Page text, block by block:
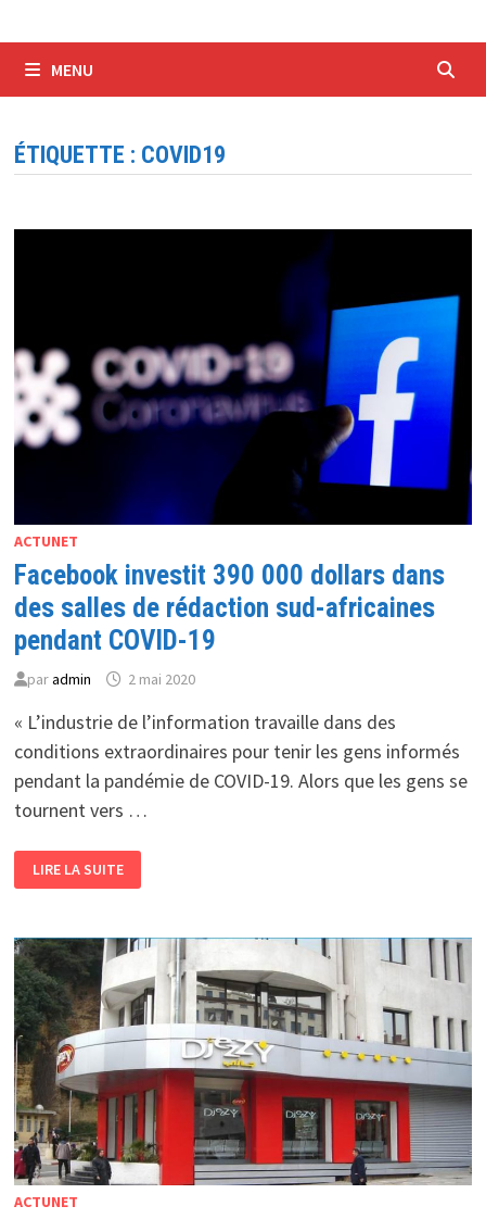
MENU
ÉTIQUETTE : COVID19
ACTUNET
Facebook investit 390 000 dollars dans
des salles de rédaction sud-africaines
pendant COVID-19
paradmin 2 mai 2020
« L’industrie de l’information travaille dans des
conditions extraordinaires pour tenir les gens informés
pendant la pandémie de COVID-19. Alors que les gens se
tournent vers …
INVESTIT
390 000 DOLLARS
SALLES
DE
RÉDACTION
SUD-
AFRICAINES
PENDANT
COVID-
19
LIRE LA SUITE
ACTUNET